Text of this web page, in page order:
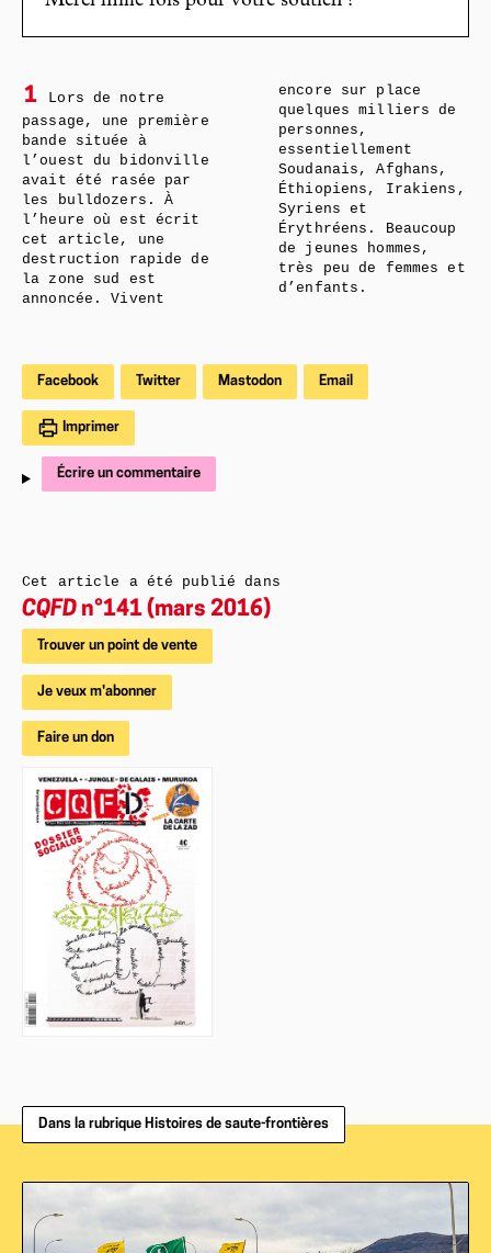
1
Lors de notre
passage, une première
bande située à
l’ouest du bidonville
avait été rasée par
les bulldozers. À
l’heure où est écrit
cet article, une
destruction rapide de
la zone sud est
annoncée. Vivent
encore sur place
quelques milliers de
personnes,
essentiellement
Soudanais, Afghans,
Éthiopiens, Irakiens,
Syriens et
Érythréens. Beaucoup
de jeunes hommes,
très peu de femmes et
d’enfants.
Facebook Twitter Mastodon Email
Imprimer
Écrire un commentaire
Cet article a été publié dans
CQFD n°141 (mars 2016)
Trouver un point de vente
Je veux m'abonner
Faire un don
Dans la rubrique Histoires de saute-frontières